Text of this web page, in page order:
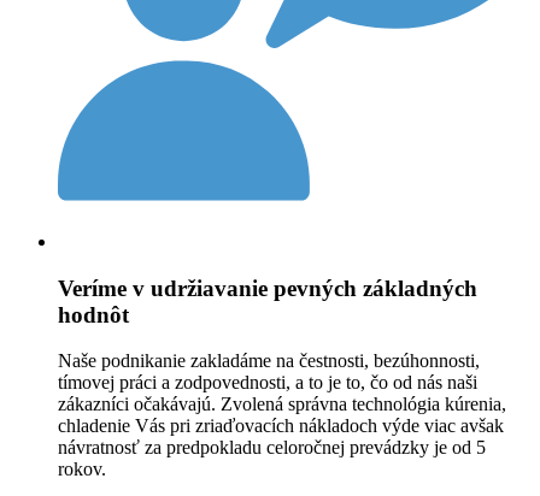
Veríme v udržiavanie pevných základných
hodnôt
Naše podnikanie zakladáme na čestnosti, bezúhonnosti,
tímovej práci a zodpovednosti, a to je to, čo od nás naši
zákazníci očakávajú. Zvolená správna technológia kúrenia,
chladenie Vás pri zriaďovacích nákladoch výde viac avšak
návratnosť za predpokladu celoročnej prevádzky je od 5
rokov.